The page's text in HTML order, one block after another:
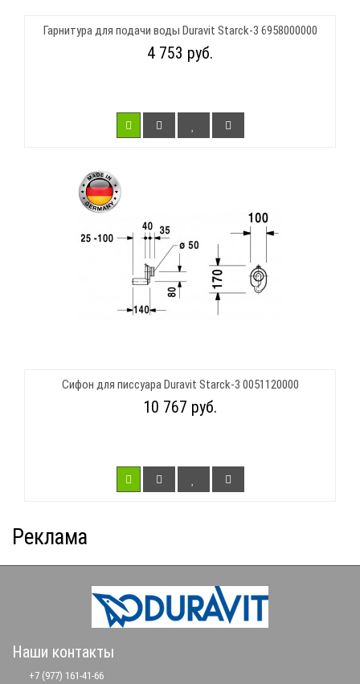
Гарнитура для подачи воды Duravit Starck-3 6958000000
4 753 руб.
Сифон для писсуара Duravit Starck-3 0051120000
10 767 руб.
Реклама
Наши контакты
+7 (977) 161-41-66